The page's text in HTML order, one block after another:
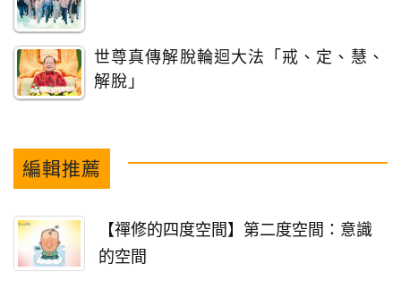
世尊真傳解脫輪迴大法「戒、定、慧、
解脫」
編輯推薦
【禪修的四度空間】第二度空間：意識
的空間